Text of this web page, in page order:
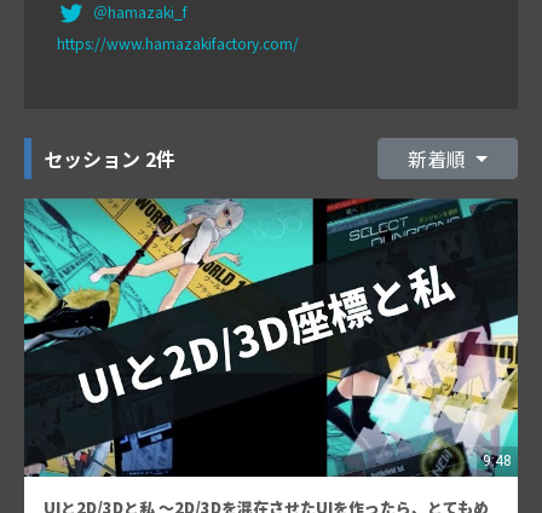
＠hamazaki_f
https://www.hamazakifactory.com/
セッション 2件 新着順
9:48
UIと2D/3Dと私 ～2D/3Dを混在させたUIを作ったら、とてもめ